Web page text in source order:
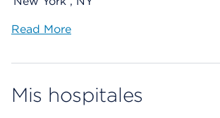
Read More
Mis hospitales